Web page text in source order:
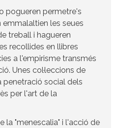
pogueren permetre's
les seues
treball i hagueren
recollides en llibres
a l'empirisme transmés
Unes col·leccions de
penetració social dels
per l'art de la
la "menescalia" i l'acció de